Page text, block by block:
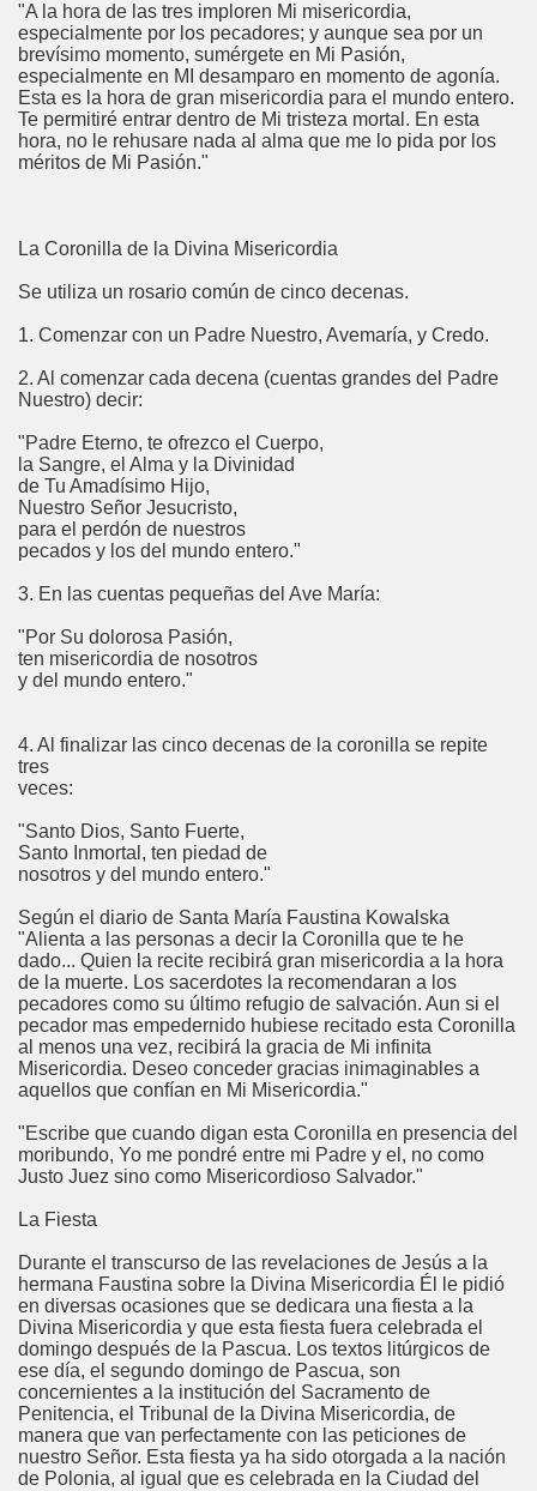
"A la hora de las tres imploren Mi misericordia,
especialmente por los pecadores; y aunque sea por un
brevísimo momento, sumérgete en Mi Pasión,
especialmente en MI desamparo en momento de agonía.
Esta es la hora de gran misericordia para el mundo entero.
Te permitiré entrar dentro de Mi tristeza mortal. En esta
hora, no le rehusare nada al alma que me lo pida por los
méritos de Mi Pasión."
La Coronilla de la Divina Misericordia
Se utiliza un rosario común de cinco decenas.
1. Comenzar con un Padre Nuestro, Avemaría, y Credo.
2. Al comenzar cada decena (cuentas grandes del Padre
Nuestro) decir:
"Padre Eterno, te ofrezco el Cuerpo,
la Sangre, el Alma y la Divinidad
de Tu Amadísimo Hijo,
Nuestro Señor Jesucristo,
para el perdón de nuestros
pecados y los del mundo entero."
3. En las cuentas pequeñas del Ave María:
"Por Su dolorosa Pasión,
ten misericordia de nosotros
y del mundo entero."
4. Al finalizar las cinco decenas de la coronilla se repite
tres
veces:
"Santo Dios, Santo Fuerte,
Santo Inmortal, ten piedad de
nosotros y del mundo entero."
Según el diario de Santa María Faustina Kowalska
"Alienta a las personas a decir la Coronilla que te he
dado... Quien la recite recibirá gran misericordia a la hora
de la muerte. Los sacerdotes la recomendaran a los
pecadores como su último refugio de salvación. Aun si el
pecador mas empedernido hubiese recitado esta Coronilla
al menos una vez, recibirá la gracia de Mi infinita
Misericordia. Deseo conceder gracias inimaginables a
aquellos que confían en Mi Misericordia."
"Escribe que cuando digan esta Coronilla en presencia del
moribundo, Yo me pondré entre mi Padre y el, no como
Justo Juez sino como Misericordioso Salvador."
La Fiesta
Durante el transcurso de las revelaciones de Jesús a la
hermana Faustina sobre la Divina Misericordia Él le pidió
en diversas ocasiones que se dedicara una fiesta a la
Divina Misericordia y que esta fiesta fuera celebrada el
domingo después de la Pascua. Los textos litúrgicos de
ese día, el segundo domingo de Pascua, son
concernientes a la institución del Sacramento de
Penitencia, el Tribunal de la Divina Misericordia, de
manera que van perfectamente con las peticiones de
nuestro Señor. Esta fiesta ya ha sido otorgada a la nación
de Polonia, al igual que es celebrada en la Ciudad del